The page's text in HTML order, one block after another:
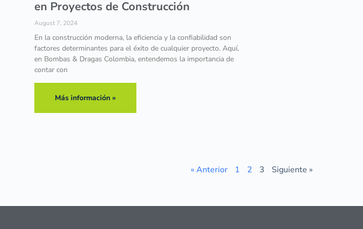
en Proyectos de Construcción
August 7, 2024
En la construcción moderna, la eficiencia y la confiabilidad son
factores determinantes para el éxito de cualquier proyecto. Aquí,
en Bombas & Dragas Colombia, entendemos la importancia de
contar con
Más información »
« Anterior 1 2 3 Siguiente »